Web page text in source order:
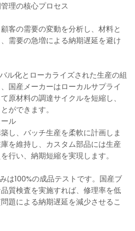
理の核心プロセス
客の需要の変動を分析し、材料と
需要の急増による納期遅延を避け
ル化とローカライズされた生産の組
国産メーカーはローカルサプライ
原材料の調達サイクルを短縮し、
ができます。
ル
し、バッチ生産を柔軟に計画しま
を維持し、カスタム部品には生産
行い、納期短縮を実現します。
は100%の成品テストです。国産ブ
質検査を実施すれば、修理率を低
題による納期遅延を減少させるこ